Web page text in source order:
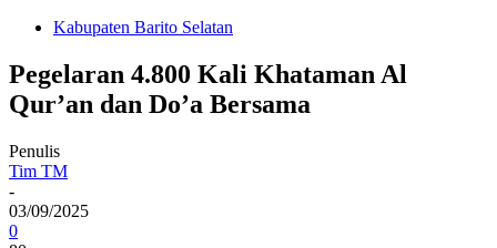
Kabupaten Barito Selatan
Pegelaran 4.800 Kali Khataman Al
Qur’an dan Do’a Bersama
Penulis
Tim TM
-
03/09/2025
0